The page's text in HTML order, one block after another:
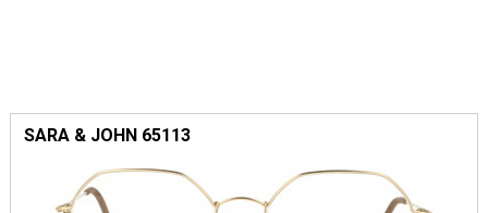
SARA & JOHN 65113